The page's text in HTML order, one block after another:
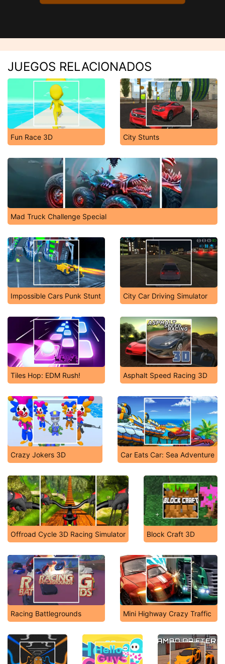
JUEGOS RELACIONADOS
Fun Race 3D City Stunts
Mad Truck Challenge Special
Impossible Cars Punk Stunt City Car Driving Simulator
Tiles Hop: EDM Rush! Asphalt Speed Racing 3D
Crazy Jokers 3D Car Eats Car: Sea Adventure
Offroad Cycle 3D Racing Simulator Block Craft 3D
Racing Battlegrounds Mini Highway Crazy Traffic